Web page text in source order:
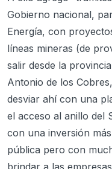
Gobierno nacional,
Energía, con
líneas mineras (de
salir desde la
Antonio de los
desviar ahí con una
el acceso al anillo del
con una inversión
pública pero con